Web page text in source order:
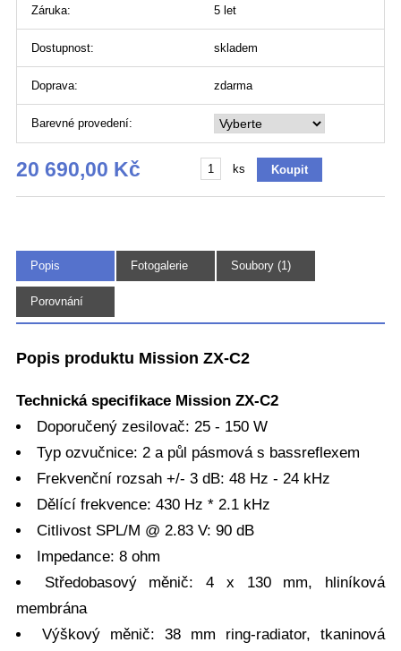
Záruka: 5 let
Dostupnost: skladem
Doprava: zdarma
Barevné provedení:
20 690,00 Kč ks
Popis Fotogalerie Soubory (1)
Porovnání
Popis produktu Mission ZX-C2
Technická specifikace Mission ZX-C2
Doporučený zesilovač: 25 - 150 W
Typ ozvučnice: 2 a půl pásmová s bassreflexem
Frekvenční rozsah +/- 3 dB: 48 Hz - 24 kHz
Dělící frekvence: 430 Hz * 2.1 kHz
Citlivost SPL/M @ 2.83 V: 90 dB
Impedance: 8 ohm
Středobasový měnič: 4 x 130 mm, hliníková
membrána
Výškový měnič: 38 mm ring-radiator, tkaninová